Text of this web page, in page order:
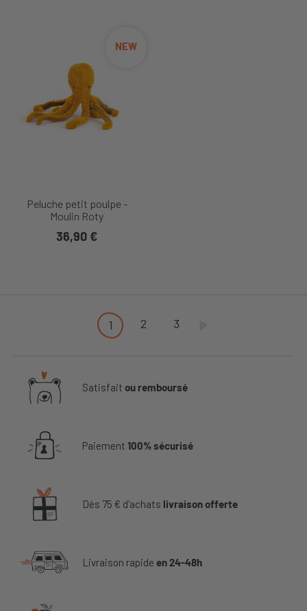
Peluche petit poulpe -
Moulin Roty
NEW
36,90 €
1 2 3
Satisfait ou remboursé
Paiement 100% sécurisé
Dès 75 € d'achats livraison offerte
Livraison rapide en 24-48h